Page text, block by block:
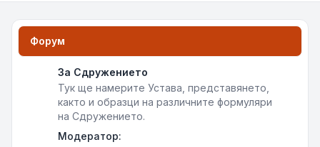
Форум
За Сдружението
Тук ще намерите Устава, представянето,
както и образци на различните формуляри
на Сдружението.
Модератор: